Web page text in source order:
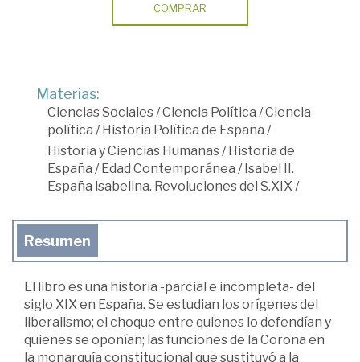
COMPRAR
Materias:
Ciencias Sociales /Ciencia Política /Ciencia
política /Historia Política de España /
Historia y Ciencias Humanas /Historia de
España /Edad Contemporánea /Isabel II.
España isabelina. Revoluciones del S.XIX /
Resumen
El libro es una historia -parcial e incompleta- del
siglo XIX en España. Se estudian los orígenes del
liberalismo; el choque entre quienes lo defendían y
quienes se oponían; las funciones de la Corona en
la monarquía constitucional que sustituyó a la